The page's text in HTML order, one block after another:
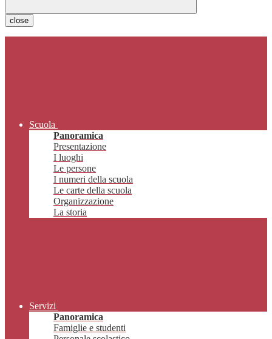
close
Scuola
Panoramica
Presentazione
I luoghi
Le persone
I numeri della scuola
Le carte della scuola
Organizzazione
La storia
Servizi
Panoramica
Famiglie e studenti